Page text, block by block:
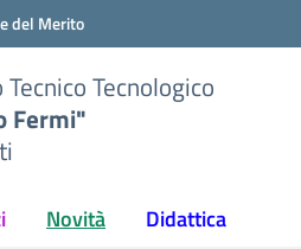
del Merito
Tecnologico
Fermi"
Novità Didattica